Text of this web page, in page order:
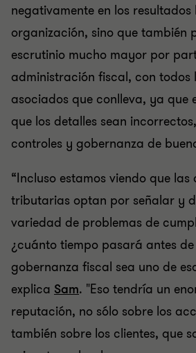
negativamente en los resultados
organización, sino que también
escrutinio mucho mayor por
administración fiscal, con todos
asociados que conlleva, ya que
que los detalles sean
controles y gobernanza de
“Incluso estamos viendo que
tributarias optan por señalar y
variedad de problemas de
¿cuánto tiempo pasará antes
gobernanza fiscal sea uno de
explica Sam. "Eso tendría un
reputación, no sólo sobre los
también sobre los clientes, que